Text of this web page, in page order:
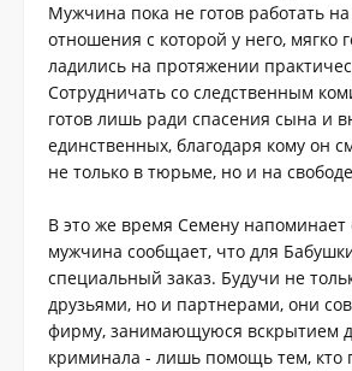
Мужчина пока не готов работать
отношения с которой у него, мягко
ладились на протяжении
Сотрудничать со следственным
готов лишь ради спасения сына и
единственных, благодаря кому он
не только в тюрьме, но и на
В это же время Семену напоминает
мужчина сообщает, что для
специальный заказ. Будучи не
друзьями, но и партнерами, они
фирму, занимающуюся вскрытием
криминала - лишь помощь тем, кто